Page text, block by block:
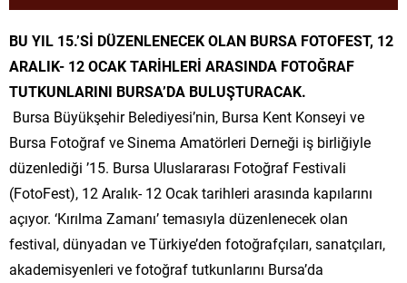
BU YIL 15.’Sİ DÜZENLENECEK OLAN BURSA FOTOFEST, 12
ARALIK- 12 OCAK TARİHLERİ ARASINDA FOTOĞRAF
TUTKUNLARINI BURSA’DA BULUŞTURACAK.
Bursa Büyükşehir Belediyesi’nin, Bursa Kent Konseyi ve
Bursa Fotoğraf ve Sinema Amatörleri Derneği iş birliğiyle
düzenlediği ’15. Bursa Uluslararası Fotoğraf Festivali
(FotoFest), 12 Aralık- 12 Ocak tarihleri arasında kapılarını
açıyor. ‘Kırılma Zamanı’ temasıyla düzenlenecek olan
festival, dünyadan ve Türkiye’den fotoğrafçıları, sanatçıları,
akademisyenleri ve fotoğraf tutkunlarını Bursa’da